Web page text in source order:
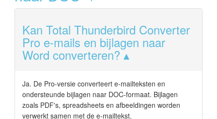
Kan Total Thunderbird Converter
Pro e-mails en bijlagen naar
Word converteren?
Ja. De Pro-versie converteert e-mailteksten en
ondersteunde bijlagen naar DOC-formaat. Bijlagen
zoals PDF's, spreadsheets en afbeeldingen worden
verwerkt samen met de e-mailtekst.